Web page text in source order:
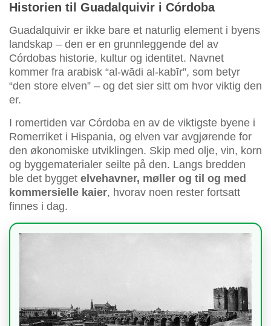
Historien til Guadalquivir i Córdoba
Guadalquivir er ikke bare et naturlig element i byens
landskap – den er en grunnleggende del av
Córdobas historie, kultur og identitet. Navnet
kommer fra arabisk “al-wādi al-kabīr”, som betyr
“den store elven” – og det sier sitt om hvor viktig den
er.
I romertiden var Córdoba en av de viktigste byene i
Romerriket i Hispania, og elven var avgjørende for
den økonomiske utviklingen. Skip med olje, vin, korn
og byggematerialer seilte på den. Langs bredden
ble det bygget elvehavner, møller og til og med
kommersielle kaier, hvorav noen rester fortsatt
finnes i dag.